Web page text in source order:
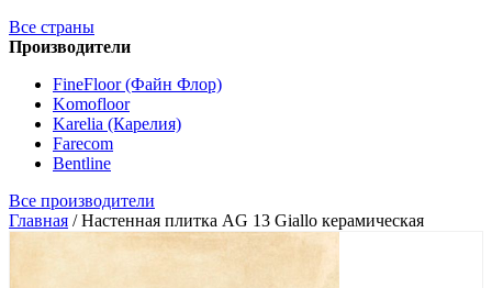
Все страны
Производители
FineFloor (Файн Флор)
Komofloor
Karelia (Карелия)
Farecom
Bentline
Все производители
Главная /Настенная плитка AG 13 Giallo керамическая